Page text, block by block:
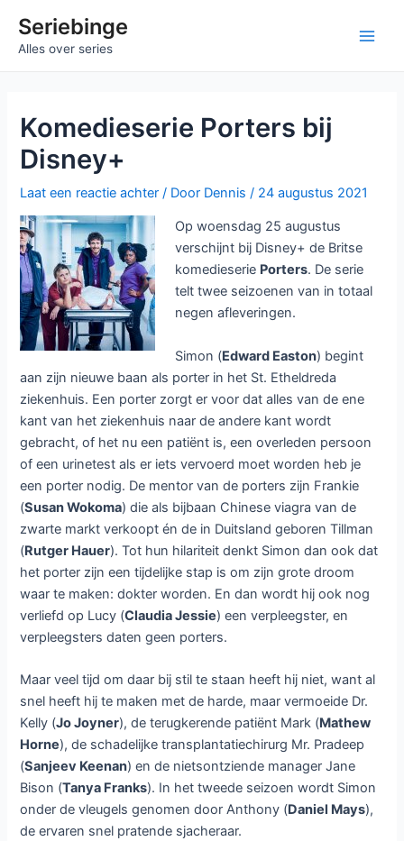
naarSeriebinge
Alles over series
Komedieserie Porters bij
Disney+
Laat een reactie achter / Door Dennis/ 24 augustus 2021
Op woensdag 25 augustus
verschijnt bij Disney+ de Britse
komedieserie Porters. De serie
telt twee seizoenen van in totaal
negen afleveringen.
Simon (Edward Easton) begint
aan zijn nieuwe baan als porter in het St. Etheldreda
ziekenhuis. Een porter zorgt er voor dat alles van de ene
kant van het ziekenhuis naar de andere kant wordt
gebracht, of het nu een patiënt is, een overleden persoon
of een urinetest als er iets vervoerd moet worden heb je
een porter nodig. De mentor van de porters zijn Frankie
(Susan Wokoma) die als bijbaan Chinese viagra van de
zwarte markt verkoopt én de in Duitsland geboren Tillman
(Rutger Hauer). Tot hun hilariteit denkt Simon dan ook dat
het porter zijn een tijdelijke stap is om zijn grote droom
waar te maken: dokter worden. En dan wordt hij ook nog
verliefd op Lucy (Claudia Jessie) een verpleegster, en
verpleegsters daten geen porters.
Maar veel tijd om daar bij stil te staan heeft hij niet, want al
snel heeft hij te maken met de harde, maar vermoeide Dr.
Kelly (Jo Joyner), de terugkerende patiënt Mark (Mathew
Horne), de schadelijke transplantatiechirurg Mr. Pradeep
(Sanjeev Keenan) en de nietsontziende manager Jane
Bison (Tanya Franks). In het tweede seizoen wordt Simon
onder de vleugels genomen door Anthony (Daniel Mays),
de ervaren snel pratende sjacheraar.